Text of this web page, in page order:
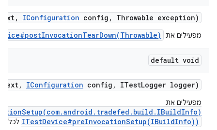
, IConfiguration config , Throwable exception)
מפעילים את
default void
, IConfiguration config , ITestLogger logger)
מפעילים את
ITestDevice#preInvocationSetup(IBuildInfo)) לכל